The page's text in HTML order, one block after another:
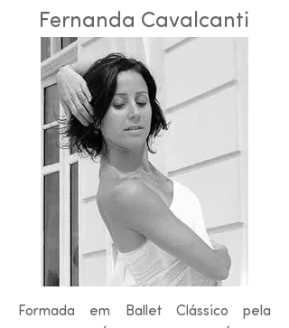
Fernanda Cavalcanti
Formada em Ballet Clássico pela